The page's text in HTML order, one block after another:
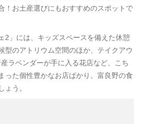
！お土産選びにもおすすめのスポットで
2」には、キッズスペースを備えた休憩
型のアトリウム空間のほか、テイクアウ
ラベンダーが手に入る花店など、こち
った個性豊かなお店ばかり。富良野の食
ょう。